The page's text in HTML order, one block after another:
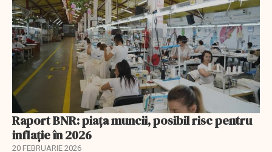
Raport BNR: piața muncii, posibil risc pentru
inflație în 2026
20 FEBRUARIE 2026